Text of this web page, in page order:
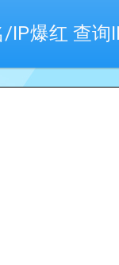
爆红 查询